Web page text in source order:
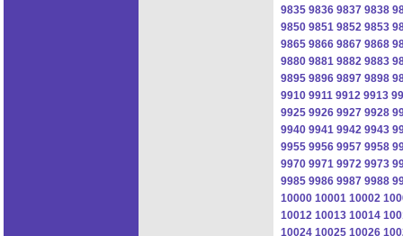
9835 9836 9837 9838
9850 9851 9852 9853
9865 9866 9867 9868
9880 9881 9882 9883
9895 9896 9897 9898
9910 9911 9912 9913
9925 9926 9927 9928
9940 9941 9942 9943
9955 9956 9957 9958
9970 9971 9972 9973
9985 9986 9987 9988
10000 10001 10002
10012 10013 10014
10024 10025 10026